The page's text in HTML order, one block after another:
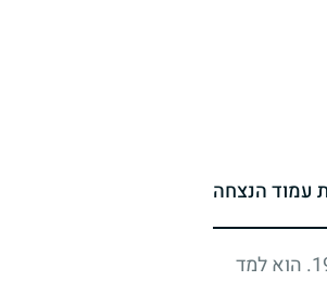
עמוד הנצחה
. הוא למד